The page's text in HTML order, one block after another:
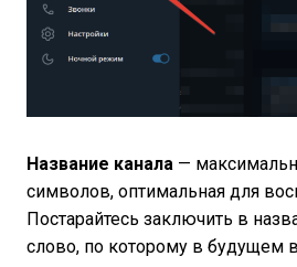
Название канала —
символов, оптимальная для
Постарайтесь заключить в
слово, по которому в будущем